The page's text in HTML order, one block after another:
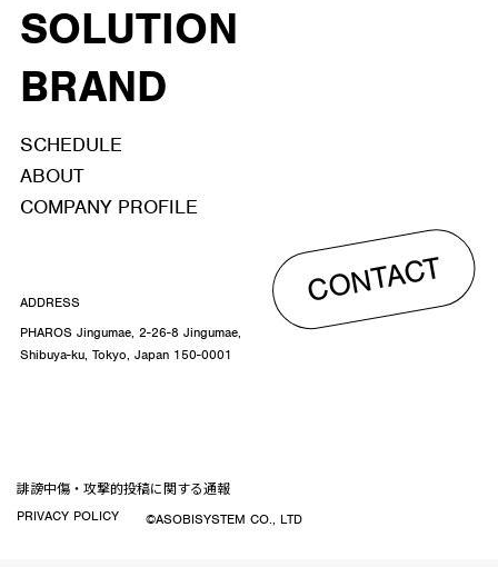
SOLUTION
BRAND
SCHEDULE
ABOUT
COMPANY PROFILE
CONTACT
ADDRESS
PHAROS Jingumae, 2-26-8 Jingumae,
Shibuya-ku, Tokyo, Japan 150-0001
誹謗中傷・攻撃的投稿に関する通報
PRIVACY POLICY
©ASOBISYSTEM CO., LTD